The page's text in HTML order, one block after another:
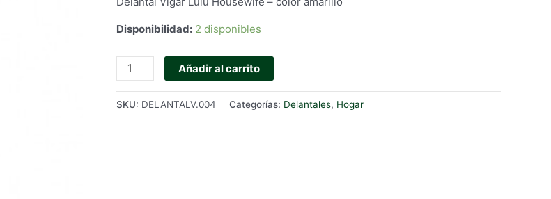
Disponibilidad: 2 disponibles
Delantal
Vigar
Añadir al carrito
SKU: DELANTALV.004 Categorías: Delantales, Hogar